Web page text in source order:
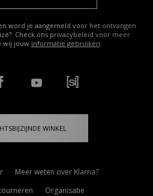
word je aangemeld voor het ontvangen
Check ons privacybeleid voor meer
wij jouw informatie gebruiken.
WINKEL
Meer weten over Klarna?
Organisatie